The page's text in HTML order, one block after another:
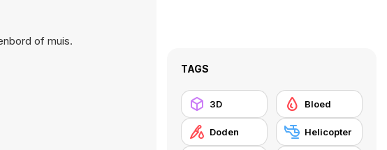
of muis.
TAGS
3D Bloed
Doden Helicopter